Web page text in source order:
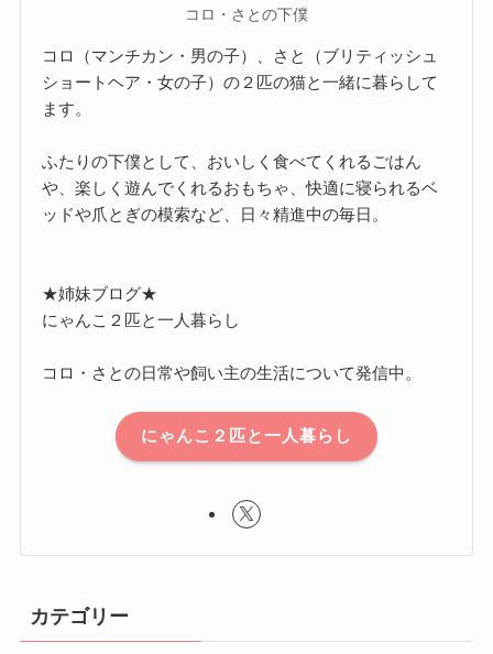
コロ・さとの下僕
コロ（マンチカン・男の子）、さと（ブリティッシュ
ショートヘア・女の子）の２匹の猫と一緒に暮らして
ます。
ふたりの下僕として、おいしく食べてくれるごはん
や、楽しく遊んでくれるおもちゃ、快適に寝られるベ
ッドや爪とぎの模索など、日々精進中の毎日。
★姉妹ブログ★
にゃんこ２匹と一人暮らし
コロ・さとの日常や飼い主の生活について発信中。
にゃんこ２匹と一人暮らし
カテゴリー